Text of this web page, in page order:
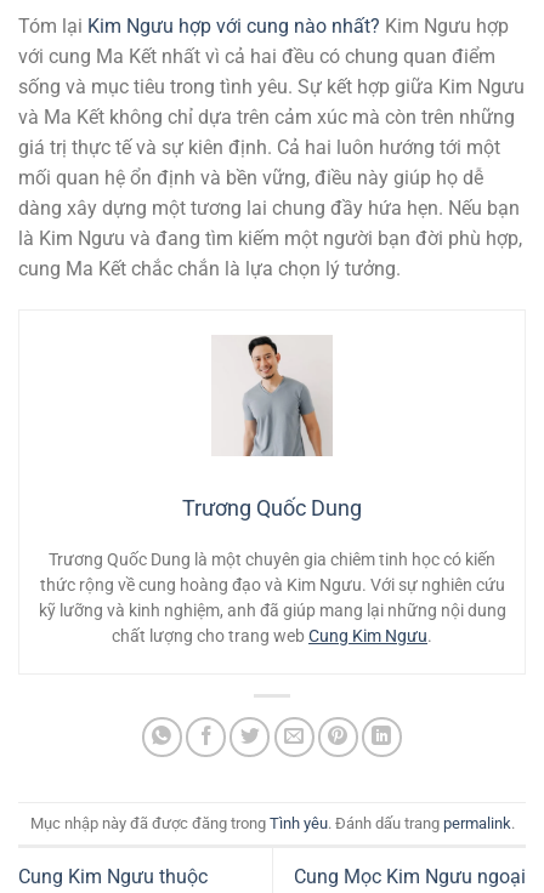
Tóm lại Kim Ngưu hợp với cung nào nhất? Kim Ngưu hợp
với cung Ma Kết nhất vì cả hai đều có chung quan điểm
sống và mục tiêu trong tình yêu. Sự kết hợp giữa Kim Ngưu
và Ma Kết không chỉ dựa trên cảm xúc mà còn trên những
giá trị thực tế và sự kiên định. Cả hai luôn hướng tới một
mối quan hệ ổn định và bền vững, điều này giúp họ dễ
dàng xây dựng một tương lai chung đầy hứa hẹn. Nếu bạn
là Kim Ngưu và đang tìm kiếm một người bạn đời phù hợp,
cung Ma Kết chắc chắn là lựa chọn lý tưởng.
Trương Quốc Dung
Trương Quốc Dung là một chuyên gia chiêm tinh học có kiến
thức rộng về cung hoàng đạo và Kim Ngưu. Với sự nghiên cứu
kỹ lưỡng và kinh nghiệm, anh đã giúp mang lại những nội dung
chất lượng cho trang web Cung Kim Ngưu.
Mục nhập này đã được đăng trong Tình yêu. Đánh dấu trang permalink.
Cung Kim Ngưu thuộc
Cung Mọc Kim Ngưu ngoại